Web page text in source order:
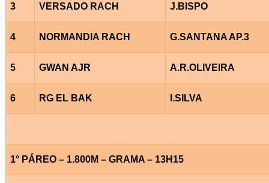
3 VERSADO RACH J.BISPO
4 NORMANDIA RACH G.SANTANA AP.3
5 GWAN AJR A.R.OLIVEIRA
6 RG EL BAK I.SILVA
1° PÁREO – 1.800M – GRAMA – 13H15